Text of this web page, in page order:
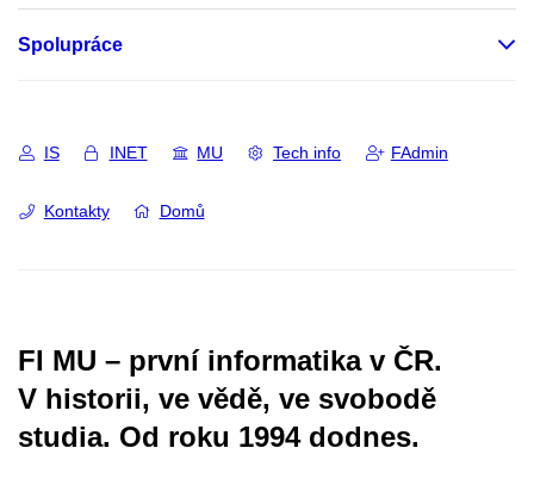
Spolupráce
IS INET MU Tech info FAdmin
Kontakty Domů
FI MU – první informatika v ČR.
V historii, ve vědě, ve svobodě
studia. Od roku 1994 dodnes.